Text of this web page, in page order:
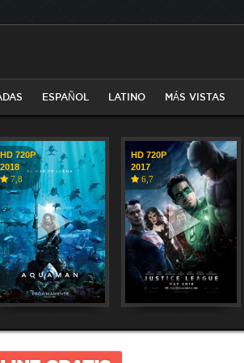
ESPAÑOL LATINO MÁS VISTAS
HD 720P
2018
7,8
HD 720P
2017
6,7